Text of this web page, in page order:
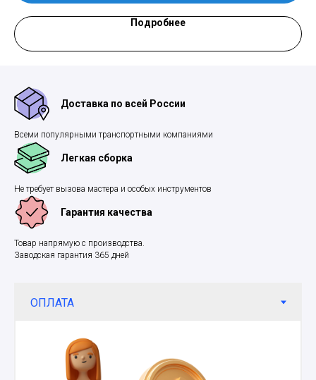
Подробнее
Доставка по всей России
Всеми популярными транспортными компаниями
Легкая сборка
Не требует вызова мастера и особых инструментов
Гарантия качества
Товар напрямую с производства.
Заводская гарантия 365 дней